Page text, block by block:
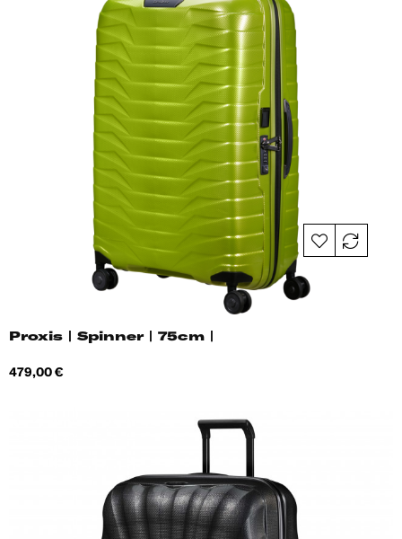
Proxis | Spinner | 75cm |
Hind
479,00 €